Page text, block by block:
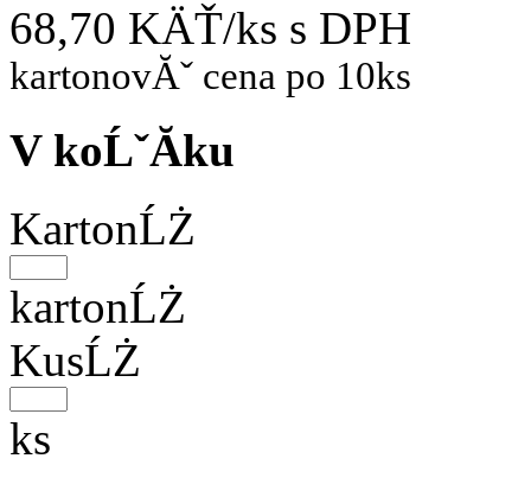
68,70 KÄŤ/ks s DPH
kartonovĂˇ cena po 10ks
V koĹˇĂ­ku
KartonĹŻ
kartonĹŻ
KusĹŻ
ks